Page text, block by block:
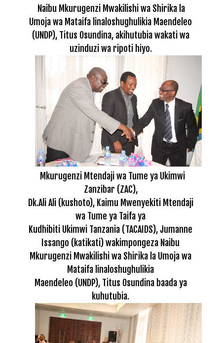
Naibu Mkurugenzi Mwakilishi wa Shirika la
Umoja wa Mataifa linaloshughulikia Maendeleo
(UNDP), Titus Osundina, akihutubia wakati wa
uzinduzi wa ripoti hiyo.
Mkurugenzi Mtendaji wa Tume ya Ukimwi
Zanzibar (ZAC),
Dk.Ali Ali (kushoto), Kaimu Mwenyekiti Mtendaji
wa Tume ya Taifa ya
Kudhibiti Ukimwi Tanzania (TACAIDS), Jumanne
Issango (katikati) wakimpongeza Naibu
Mkurugenzi Mwakilishi wa Shirika la Umoja wa
Mataifa linaloshughulikia
Maendeleo (UNDP), Titus Osundina baada ya
kuhutubia.